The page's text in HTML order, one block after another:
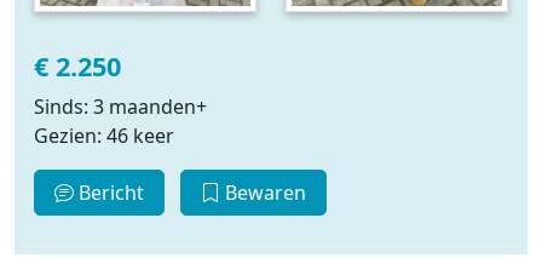
€ 2.250
Sinds: 3 maanden+
Gezien: 46 keer
Bericht Bewaren